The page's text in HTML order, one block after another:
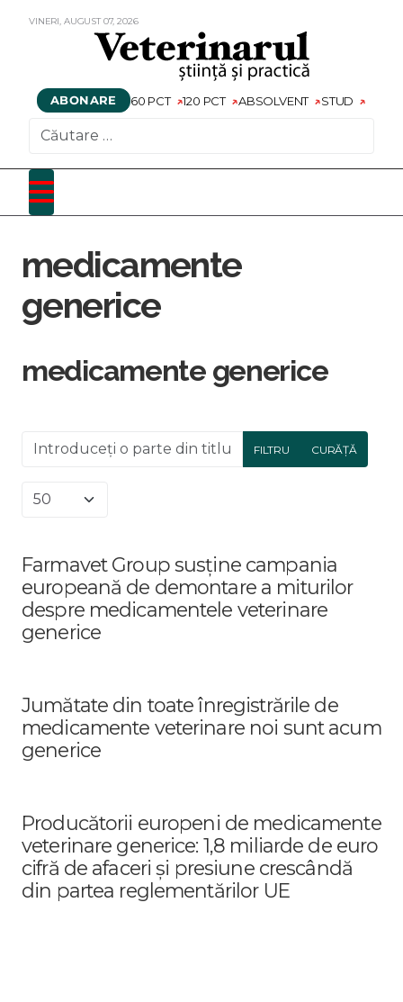
VINERI, AUGUST07,2026
ABONARE 60 PCT 120 PCT ABSOLVENT STUD
medicamente
generice
medicamente generice
Introduceți o parte din titlu. FILTRU CURĂȚĂ
Afișare #
Farmavet Group susține campania
europeană de demontare a miturilor
despre medicamentele veterinare
generice
Jumătate din toate înregistrările de
medicamente veterinare noi sunt acum
generice
Producătorii europeni de medicamente
veterinare generice: 1,8 miliarde de euro
cifră de afaceri și presiune crescândă
din partea reglementărilor UE